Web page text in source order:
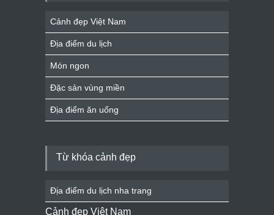
Cảnh đẹp Việt Nam
Địa điểm du lịch
Món ngon
Đặc sản vùng miền
Địa điểm ăn uống
Từ khóa cảnh đẹp
Địa điểm du lịch nha trang
Cảnh đẹp Việt Nam